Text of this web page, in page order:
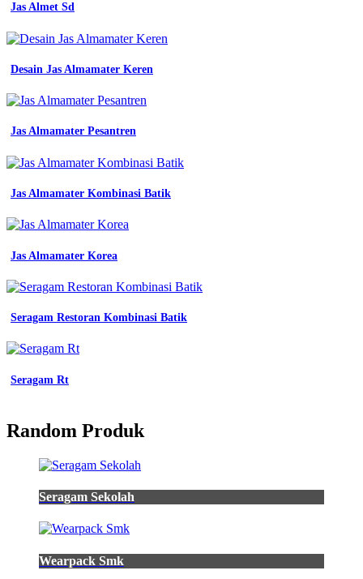
Jas Almet Sd
Desain Jas Almamater Keren
Jas Almamater Pesantren
Jas Almamater Kombinasi Batik
Jas Almamater Korea
Seragam Restoran Kombinasi Batik
Seragam Rt
Random Produk
Seragam Sekolah
Wearpack Smk